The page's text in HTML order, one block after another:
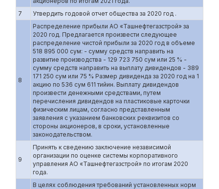
7
Утвердить годовой отчет общества за 2020 год .
8
Распределение прибыли АО «Ташнефтегазстрой» за
2020 год. Предлагается произвести следующее
распределение чистой прибыли за 2020 год в объеме
518 895 000 сум: - сумму средств направить на
развитие производства - 129 723 750 сум или 25 % -
сумму средств направить на выплату дивидендов - 389
171 250 сум или 75 % Размер дивиденда за 2020 год на 1
акцию по 536 сум 611 тийин. Выплату дивидендов
произвести денежными средствами, путем
перечисления дивидендов на пластиковые карточки
физическим лицам, согласно представленным
заявления с указанием банковских реквизитов со
стороны акционеров, в сроки, установленные
законодательством.
9
Принять к сведению заключение независимой
организации по оценке системы корпоративного
управления АО «Ташнефтегазстрой» по итогам 2020
года.
В целях соблюдения требований установленных норм